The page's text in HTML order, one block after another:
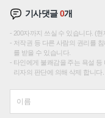
기사댓글0개
200자까지 쓰실 수 있습니다. (현
저작권 등 다른 사람의 권리를
를 받을 수 있습니다.
타인에게 불쾌감을 주는 욕설
리자의 판단에 의해 삭제 합니다.